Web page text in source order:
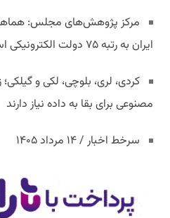
مرکز پژوهش‌های مجلس:
ایران به رتبه ۷۵ دولت الکترونیکی است
کردی، لری، بلوچی، لکی و
مصنوعی برای بقا به داده نیاز دارند
سرخط اخبار / ۱۴ مرداد ۱۴۰۵